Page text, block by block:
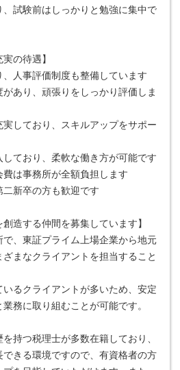
、試験前はしっかりと勉強に集中で
の待遇】
、人事評価制度も整備しています
があり、頑張りをしっかり評価しま
実しており、スキルアップをサポー
しており、柔軟な働き方が可能です
費は事務所が全額負担します
二新卒の方も歓迎です
創造する仲間を募集しています】
、東証プライム上場企業から地元
まなクライアントを担当すること
るクライアントが多いため、安定
務に取り組むことが可能です。
持つ税理士が多数在籍しており、
きる環境ですので、有資格者の方